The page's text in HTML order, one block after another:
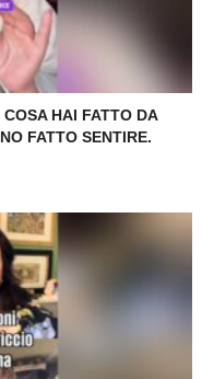
HAI FATTO DA
FATTO SENTIRE.